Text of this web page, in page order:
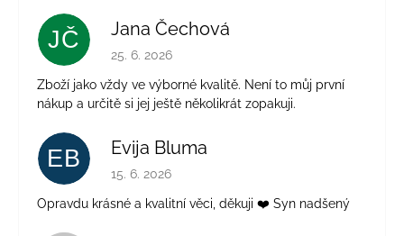
JČ Jana Čechová
Hodnocení obchodu je 5 z 5 hvězdiček.
25. 6. 2026
Zboží jako vždy ve výborné kvalitě. Není to můj první
nákup a určitě si jej ještě několikrát zopakuji.
EB Evija Bluma
Hodnocení obchodu je 5 z 5 hvězdiček.
15. 6. 2026
Opravdu krásné a kvalitní věci, děkuji ❤️ Syn nadšený